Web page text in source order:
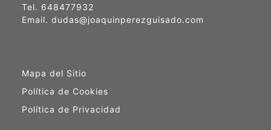
Tel. 648477932
Email. dudas@joaquinperezguisado.com
Mapa del Sitio
Política de Cookies
Política de Privacidad